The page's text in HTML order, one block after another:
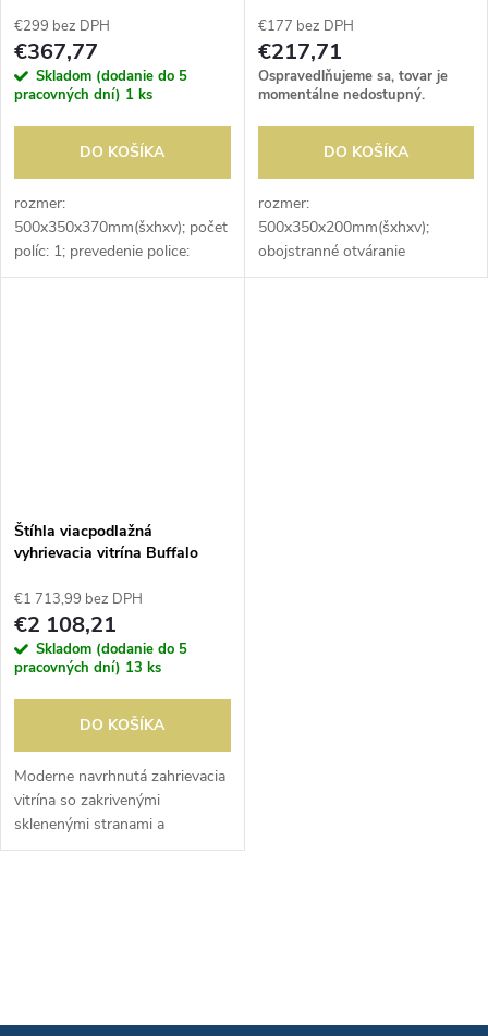
€299 bez DPH
€367,77
Skladom (dodanie do 5
pracovných dní) 1 ks
DO KOŠÍKA
rozmer:
500x350x370mm(šxhxv); počet
políc: 1; prevedenie police:
roštová; obojstranné otváranie
€177 bez DPH
€217,71
Ospravedlňujeme sa, tovar je
momentálne nedostupný.
DO KOŠÍKA
rozmer:
500x350x200mm(šxhxv);
obojstranné otváranie
Štíhla viacpodlažná
vyhrievacia vitrína Buffalo
€1 713,99 bez DPH
€2 108,21
Skladom (dodanie do 5
pracovných dní) 13 ks
DO KOŠÍKA
Moderne navrhnutá zahrievacia
vitrína so zakrivenými
sklenenými stranami a
otvorenou prednou časťou na